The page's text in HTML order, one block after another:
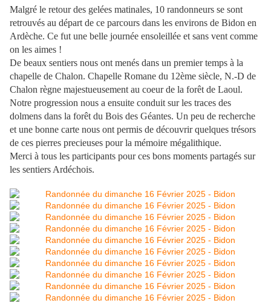
Malgré le retour des gelées matinales, 10 randonneurs se sont
retrouvés au départ de ce parcours dans les environs de Bidon en
Ardèche. Ce fut une belle journée ensoleillée et sans vent comme
on les aimes !
De beaux sentiers nous ont menés dans un premier temps à la
chapelle de Chalon. Chapelle Romane du 12ème siècle, N.-D de
Chalon règne majestueusement au coeur de la forêt de Laoul.
Notre progression nous a ensuite conduit sur les traces des
dolmens dans la forêt du Bois des Géantes. Un peu de recherche
et une bonne carte nous ont permis de découvrir quelques trésors
de ces pierres precieuses pour la mémoire mégalithique.
Merci à tous les participants pour ces bons moments partagés sur
les sentiers Ardéchois.